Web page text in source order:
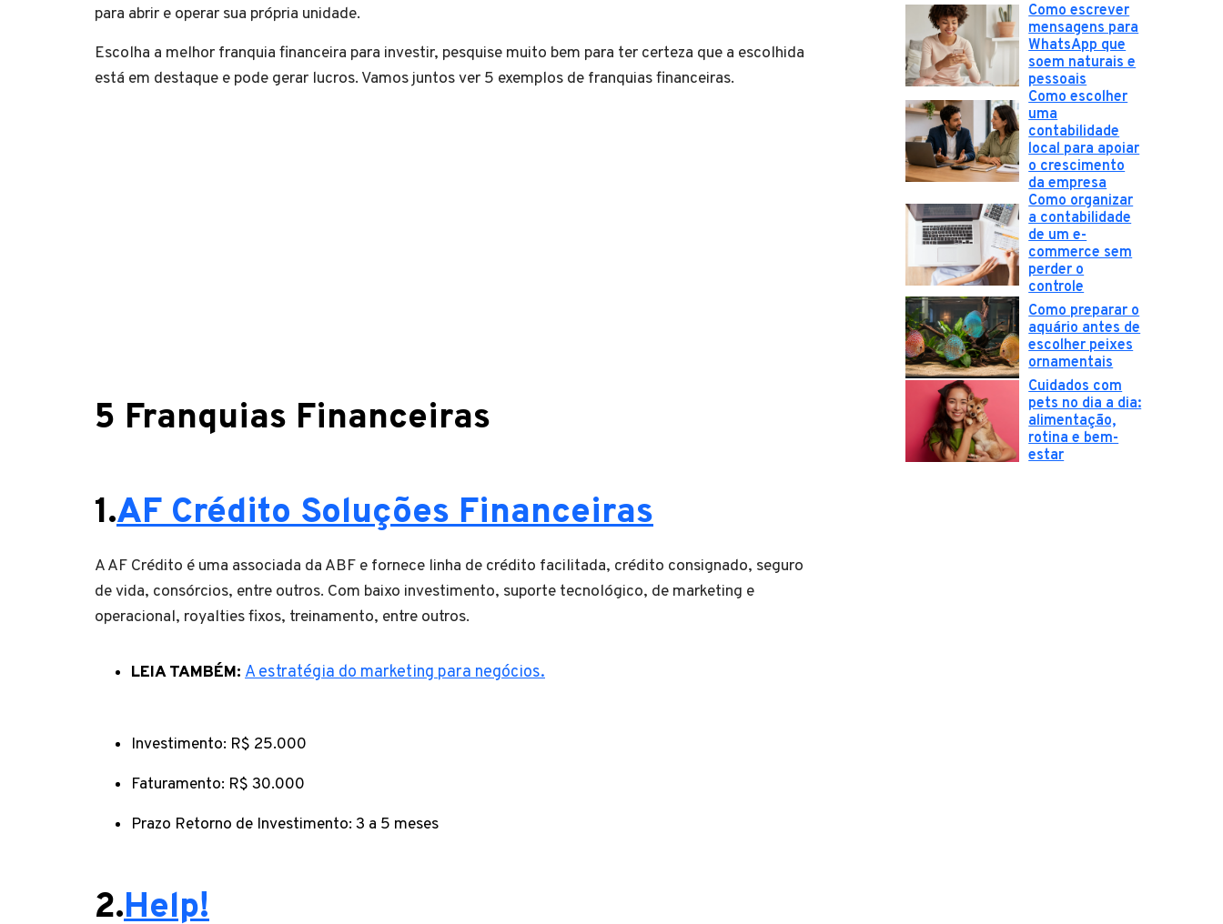
para abrir e operar sua própria unidade.
Escolha a melhor franquia financeira para investir, pesquise muito bem para ter certeza que a escolhida
está em destaque e pode gerar lucros. Vamos juntos ver 5 exemplos de franquias financeiras.
5 Franquias Financeiras
1.AF Crédito Soluções Financeiras
A AF Crédito é uma associada da ABF e fornece linha de crédito facilitada, crédito consignado, seguro
de vida, consórcios, entre outros. Com baixo investimento, suporte tecnológico, de marketing e
operacional, royalties fixos, treinamento, entre outros.
LEIA TAMBÉM: A estratégia do marketing para negócios.
Investimento: R$ 25.000
Faturamento: R$ 30.000
Prazo Retorno de Investimento: 3 a 5 meses
2.Help!
Como escrever
mensagens para
WhatsApp que
soem naturais e
pessoais
Como escolher
uma
contabilidade
local para apoiar
o crescimento
da empresa
Como organizar
a contabilidade
de um e-
commerce sem
perder o
controle
Como preparar o
aquário antes de
escolher peixes
ornamentais
Cuidados com
pets no dia a dia:
alimentação,
rotina e bem-
estar